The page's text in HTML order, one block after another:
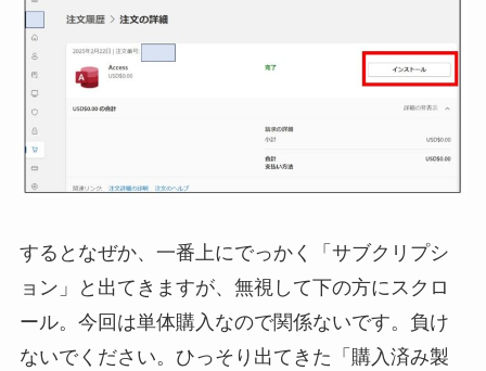
するとなぜか、一番上にでっかく「サブクリプシ
ョン」と出てきますが、無視して下の方にスクロ
ール。今回は単体購入なので関係ないです。負け
ないでください。ひっそり出てきた「購入済み製